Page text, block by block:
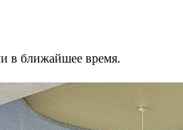
в ближайшее время.